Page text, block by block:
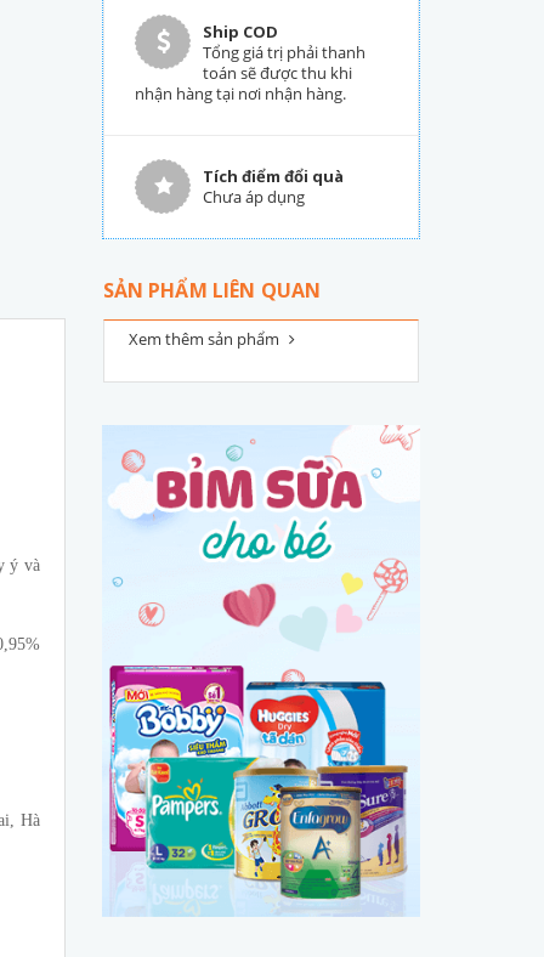
Ship COD
Tổng giá trị phải thanh
toán sẽ được thu khi
nhận hàng tại nơi nhận hàng.
Tích điểm đổi quà
Chưa áp dụng
ý và
Hà
SẢN PHẨM LIÊN QUAN
Xem thêm sản phẩm